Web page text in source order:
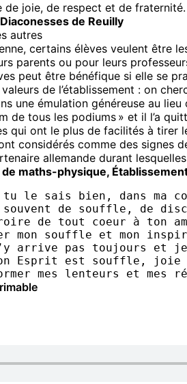
joie, de respect et de
de Reuilly
autres
certains élèves veulent être
parents ou pour leurs
peut être bénéfique si elle se
de l’établissement : on
une émulation généreuse au
de tous les podiums » et il l’a
qui ont le plus de facilités à
considérés comme des signes
allemande durant
maths-physique,
tu le sais bien, dans ma
souvent de souffle, de
de tout coeur à ton
mon souffle et mon
arrive pas toujours et
Esprit est souffle, joie
mes lenteurs et mes